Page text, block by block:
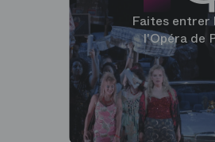
Faites entrer
l'Opéra de